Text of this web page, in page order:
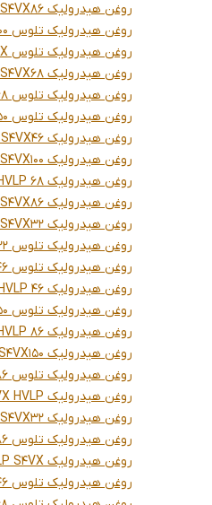
روغن هیدرولیک S4VX86
روغن هیدرولیک تلوس HVLP S4VX100
روغن هیدرولیک تلوس HVLP S4VX
روغن هیدرولیک HVLP S4VX68
روغن هیدرولیک تلوس HVLP S4VX68
روغن هیدرولیک تلوس HVLP S4VX 150
روغن هیدرولیک HVLP S4VX46
روغن هیدرولیک HVLP S4VX100
روغن هیدرولیک S4VX HVLP 68
روغن هیدرولیک HVLP S4VX86
روغن هیدرولیک S4VX32
روغن هیدرولیک تلوس HVLP S4VX 32
روغن هیدرولیک تلوس HVLP S4VX46
روغن هیدرولیک S4VX HVLP 46
روغن هیدرولیک تلوس HVLP S4VX150
روغن هیدرولیک S4VX HVLP 86
روغن هیدرولیک HVLP S4VX150
روغن هیدرولیک تلوس HVLP S4VX86
روغن هیدرولیک S4VX HVLP
روغن هیدرولیک HVLP S4VX32
روغن هیدرولیک تلوس HVLP S4VX 86
روغن هیدرولیک HVLP S4VX
روغن هیدرولیک تلوس HVLP S4VX 46